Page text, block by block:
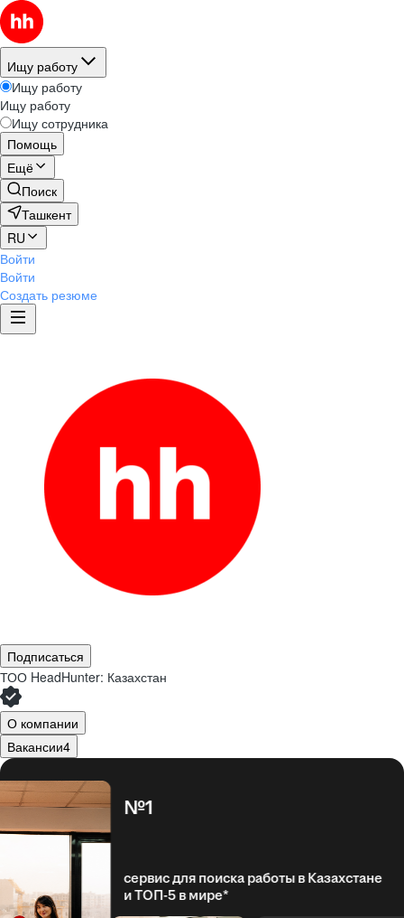
Ищу работу
Ищу работу
Ищу работу
Ищу сотрудника
Помощь
Ещё
Поиск
Ташкент
RU
Войти
Войти
Создать резюме
Подписаться
ТОО HeadHunter: Казахстан
О компании
Вакансии4
№1
сервис для поиска работы в Казахстане
и ТОП-5 в мире*